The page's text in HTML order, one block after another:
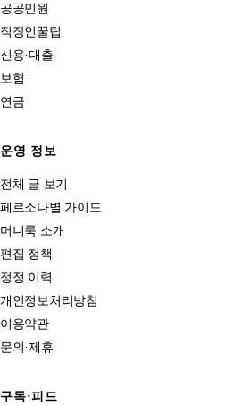
공공민원
직장인꿀팁
신용·대출
보험
연금
운영 정보
전체 글 보기
페르소나별 가이드
머니룩 소개
편집 정책
정정 이력
개인정보처리방침
이용약관
문의·제휴
구독·피드